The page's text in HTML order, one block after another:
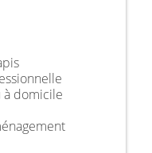
à domicile